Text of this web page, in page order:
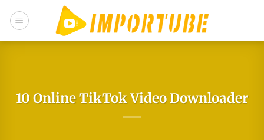
10 Online TikTok Video Downloader